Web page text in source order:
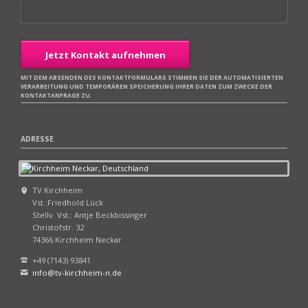
Jetzt Kontakt aufnehmen
MIT DEM ABSENDEN DES KONTAKTFORMULARS STIMMEN SIE DER AUTOMATISIERTEN
VERARBEITUNG UND TEMPORÄREN SPEICHERUNG IHRER DATEN ZUM ZWECKE DER
KONTAKTANFRAGE ZU.
ADRESSE
TV Kirchheim
Vst.:Friedhold Lück
Stellv. Vst.: Antje Beckbissinger
Christofstr. 32
74366 Kirchheim Neckar
+49 (7143) 93841
info@tv-kirchheim-n.de